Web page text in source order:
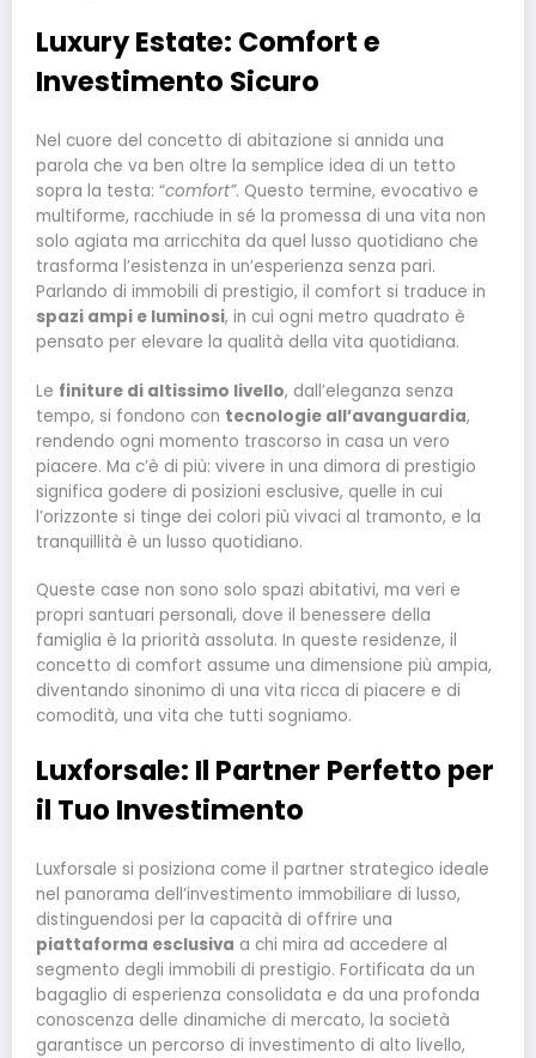
Luxury Estate: Comfort e
Investimento Sicuro
Nel cuore del concetto di abitazione si annida una
parola che va ben oltre la semplice idea di un tetto
sopra la testa: “comfort”. Questo termine, evocativo e
multiforme, racchiude in sé la promessa di una vita non
solo agiata ma arricchita da quel lusso quotidiano che
trasforma l’esistenza in un’esperienza senza pari.
Parlando di immobili di prestigio, il comfort si traduce in
spazi ampi e luminosi, in cui ogni metro quadrato è
pensato per elevare la qualità della vita quotidiana.
Le finiture di altissimo livello, dall’eleganza senza
tempo, si fondono con tecnologie all’avanguardia,
rendendo ogni momento trascorso in casa un vero
piacere. Ma c’è di più: vivere in una dimora di prestigio
significa godere di posizioni esclusive, quelle in cui
l’orizzonte si tinge dei colori più vivaci al tramonto, e la
tranquillità è un lusso quotidiano.
Queste case non sono solo spazi abitativi, ma veri e
propri santuari personali, dove il benessere della
famiglia è la priorità assoluta. In queste residenze, il
concetto di comfort assume una dimensione più ampia,
diventando sinonimo di una vita ricca di piacere e di
comodità, una vita che tutti sogniamo.
Luxforsale: Il Partner Perfetto per
il Tuo Investimento
Luxforsale si posiziona come il partner strategico ideale
nel panorama dell’investimento immobiliare di lusso,
distinguendosi per la capacità di offrire una
piattaforma esclusiva a chi mira ad accedere al
segmento degli immobili di prestigio. Fortificata da un
bagaglio di esperienza consolidata e da una profonda
conoscenza delle dinamiche di mercato, la società
garantisce un percorso di investimento di alto livello,